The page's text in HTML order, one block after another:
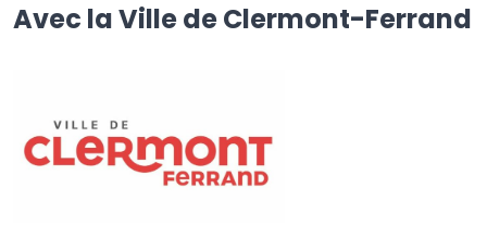
Avec la Ville de Clermont-Ferrand